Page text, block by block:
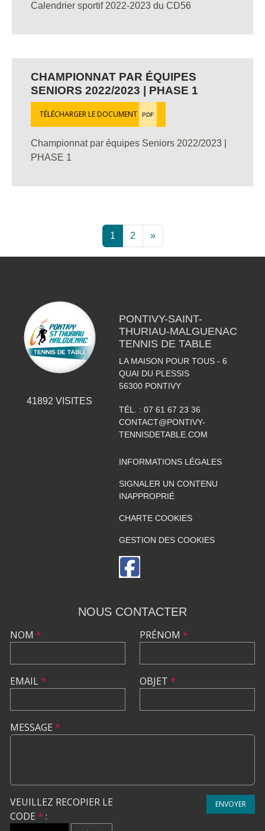
Calendrier sportif 2022-2023 du CD56
CHAMPIONNAT PAR ÉQUIPES
SENIORS 2022/2023 | PHASE 1
TÉLÉCHARGER LE DOCUMENT PDF
Championnat par équipes Seniors 2022/2023 |
PHASE 1
1 2 »
41892 VISITES
PONTIVY-SAINT-
THURIAU-MALGUENAC
TENNIS DE TABLE
LA MAISON POUR TOUS - 6
QUAI DU PLESSIS
56300 PONTIVY
TÉL. : 07 61 67 23 36
CONTACT@PONTIVY-
TENNISDETABLE.COM
INFORMATIONS LÉGALES
SIGNALER UN CONTENU
INAPPROPRIÉ
CHARTE COOKIES
GESTION DES COOKIES
NOUS CONTACTER
NOM *
EMAIL*
PRÉNOM *
OBJET *
MESSAGE *
VEUILLEZ RECOPIER LE
CODE * :
ENVOYER